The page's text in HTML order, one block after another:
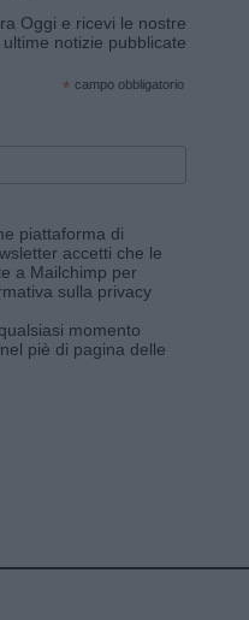
Oggi e ricevi le nostre
notizie pubblicate
* campo obbligatorio
piattaforma di
accetti che le
a Mailchimp per
sulla privacy
momento
piè di pagina delle